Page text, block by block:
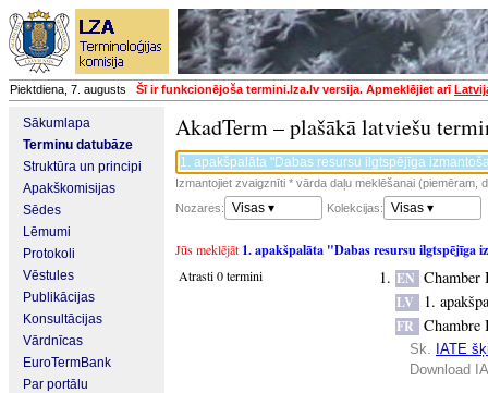
Piektdiena, 7. augusts Šī ir funkcionējoša termini.lza.lv versija. Apmeklējiet arī
Sākumlapa
Terminu datubāze
Struktūra un principi
Apakškomisijas
Sēdes
Lēmumi
Protokoli
Vēstules
Publikācijas
Konsultācijas
Vārdnīcas
EuroTermBank
Par portālu
AkadTerm – plašākā latviešu
Izmantojiet zvaigznīti * vārda daļu meklēšanai (piemēram,
Nozares:
Visas ▾ Kolekcijas: Visas ▾
Jūs meklējāt 1. apakšpalāta "Dabas resursu ilgtspējīga
Atrasti 0 termini EN Chamber
LV 1.
FR Chambre
Sk. IATE
Download